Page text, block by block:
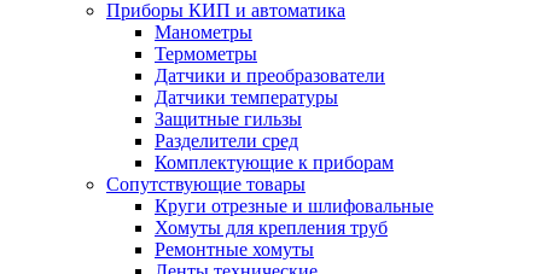
Приборы КИП и автоматика
Манометры
Термометры
Датчики и преобразователи
Датчики температуры
Защитные гильзы
Разделители сред
Комплектующие к приборам
Сопутствующие товары
Круги отрезные и шлифовальные
Хомуты для крепления труб
Ремонтные хомуты